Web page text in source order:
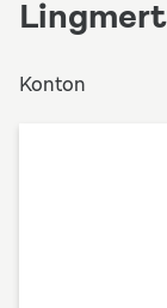
Konton